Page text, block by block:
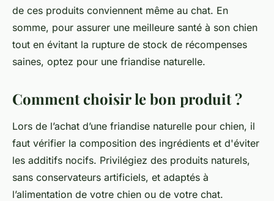
de ces produits conviennent même au chat. En
somme, pour assurer une meilleure santé à son chien
tout en évitant la rupture de stock de récompenses
saines, optez pour une friandise naturelle.
Comment choisir le bon produit ?
Lors de l’achat d’une friandise naturelle pour chien, il
faut vérifier la composition des ingrédients et d'éviter
les additifs nocifs. Privilégiez des produits naturels,
sans conservateurs artificiels, et adaptés à
l’alimentation de votre chien ou de votre chat.